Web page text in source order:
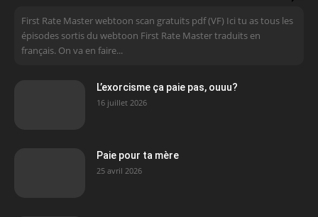
First Rate Master webtoon scan gratuits pdf (VF) Ici tu as tous les
épisodes sortis du webtoon First Rate Master traduits en
français. On va en faire...
L’exorcisme ça paie pas, ouuu?
16 juillet 2026
Paie pour ta mère
25 avril 2026